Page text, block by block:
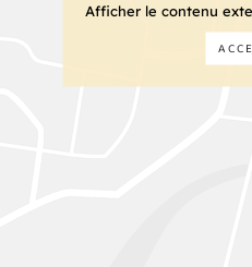
Afficher le contenu